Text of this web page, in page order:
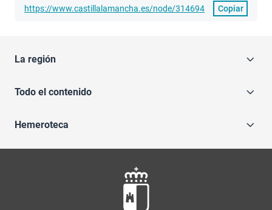
https://www.castillalamancha.es/node/314694
Copiar
La región
Todo el contenido
Hemeroteca